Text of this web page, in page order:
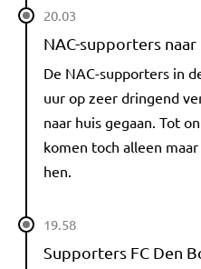
20.03
NAC-supporters
De NAC-supporters in
uur op zeer dringend
naar huis gegaan. Tot
komen toch alleen
hen.
19.58
Supporters FC Den